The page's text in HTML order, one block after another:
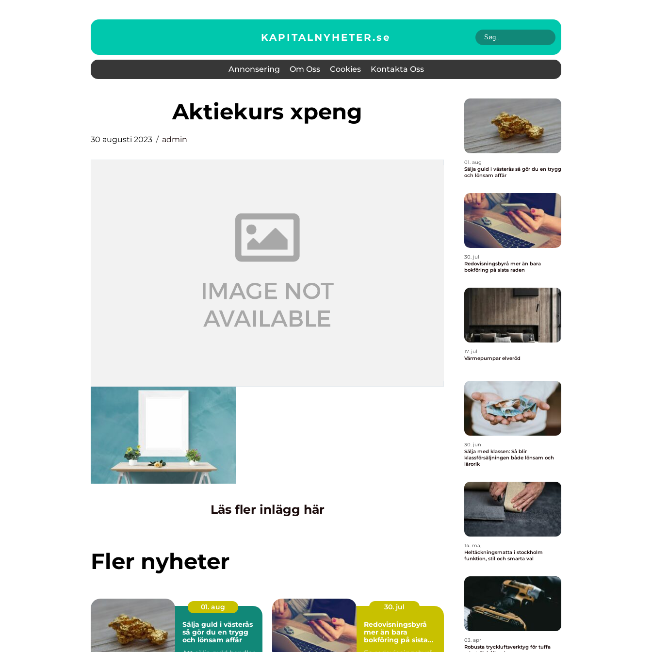
KAPITALNYHETER.se
Annonsering Om Oss Cookies Kontakta Oss
aktiekurs xpeng
30 augusti 2023 admin
Läs fler inlägg här
Fler nyheter
01. aug
Sälja guld i västerås
så gör du en trygg
och lönsam affär
30. jul
Redovisningsbyrå
mer än bara
bokföring på sista
01. aug
Sälja guld i västerås så gör du en trygg
och lönsam affär
30. jul
Redovisningsbyrå mer än bara
bokföring på sista raden
17. jul
Värmepumpar elveröd
30. jun
Sälja med klassen: Så blir
klassförsäljningen både lönsam och
lärorik
14. maj
Heltäckningsmatta i stockholm
funktion, stil och smarta val
03. apr
Robusta tryckluftsverktyg för tuffa